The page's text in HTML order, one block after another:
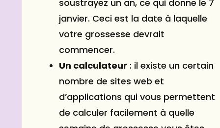
soustrayez un an, ce qui donne le 7
janvier. Ceci est la date à laquelle
votre grossesse devrait
commencer.
Un calculateur : il existe un certain
nombre de sites web et
d’applications qui vous permettent
de calculer facilement à quelle